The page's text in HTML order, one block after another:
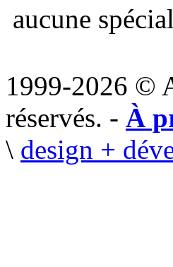
aucune
1999-2026 ©
réservés. - À
\ design +